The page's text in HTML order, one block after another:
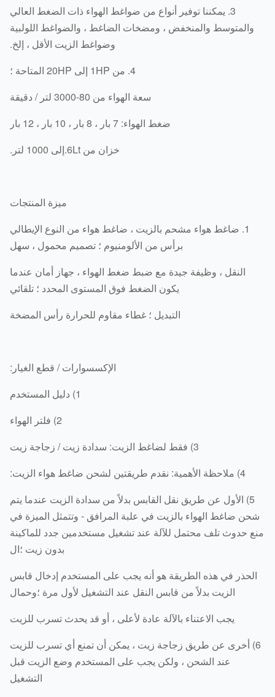
3. يمكننا توفير أنواع من ضواغط الهواء ذات الضغط العالي
والمتوسط ​​والمنخفض ، ومضخات الضاغط ، والضواغط اللولبية
وضواغط الزيت الأقل ، إلخ.
سعة الهواء من 80-3000 لتر / دقيقة
ضغط الهواء: 7 بار ، 8 بار ، 10 بار ، 12 بار
خزان من 6Lt.إلى 1000 لتر.
ميزة المنتجات
1. ضاغط هواء مشحم بالزيت ، ضاغط هواء من النوع الإيطالي
برأس من الألومنيوم ؛ تصميم محمول ، سهل
النقل ، وظيفة جيدة مع ضبط ضغط الهواء ، جهاز أمان عندما
يكون الضغط فوق المستوى المحدد ؛ تلقائي
التبديل ؛ غطاء مقاوم للحرارة رأس المضخة
الإكسسوارات / قطع الغيار:
5) الأول عن طريق نقل القابس بدلاً من سدادة الزيت عندما يتم
ضاغط الهواء بالزيت في علبة المرافق - وتتمثل الميزة في
حدوث تلف محتمل للآلة عند تشغيل مستخدمين جدد للماكينة
بدون زيت ؛ال
في هذه الطريقة هو أنه يجب على المستخدم إدخال قابس
الزيت بدلاً من قابس النقل عند التشغيل لأول مرة ؛وحمال
يجب الاعتناء بالآلة عادة لأعلى ، أو قد يحدث تسرب للزيت
6) أخرى عن طريق زجاجة زيت ، يمكن أن تمنع أي تسرب للزيت
عند الشحن ، ولكن يجب على المستخدم وضع الزيت قبل
التشغيل